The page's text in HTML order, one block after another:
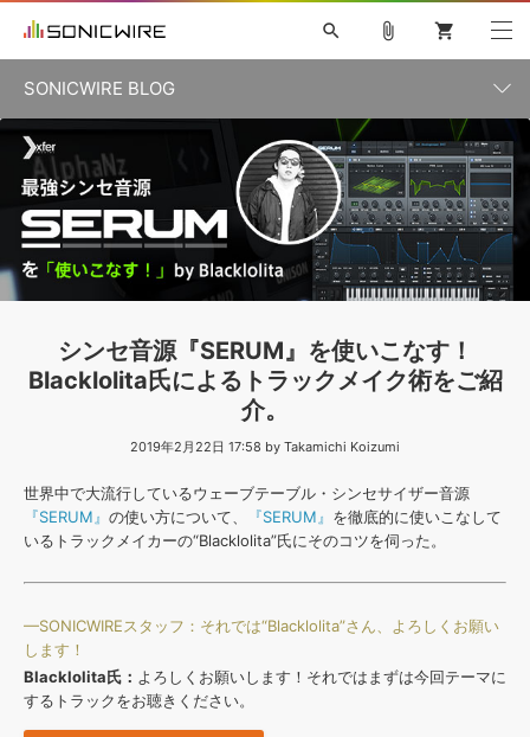
ソフト音源 »
プラグイン・エフェクト »
ソフトウェア／ツール »
効果音 »
キャンペーン »
製品サポート情報 »
FAQ » 楽曲配信流通サービス
次世代型 ボーカル・エディタ
APS
search
初音ミク V4X 鏡音リン・レン V4X
巡音ルカ V4X
ボーカル抜き出し
MEIKO V3 KAITO V3
MASSIVE
SYLENTH1
VOCALOID VIENNA
ライセンスフリーBGM
TOONTRACK
サンプルパックを試そう
MUTANT
シネマティック音源特集
EZdrummer2
KOTO NATION
ソフト音源 プラグイン・エフェクト サンプルパック
DAW
attach_file shopping_cart
SONICWIRE BLOG
カテゴリ一覧
記事一覧
シンセ音源『SERUM』を使いこなす！
Blacklolita氏によるトラックメイク術をご紹
介。
2019年2月22日 17:58 by Takamichi Koizumi
世界中で大流行しているウェーブテーブル・シンセサイザー音源
『SERUM』 の使い方について、 『SERUM』 を徹底的に使いこなして
いるトラックメイカーの“Blacklolita”氏にそのコツを伺った。
—SONICWIREスタッフ：それでは“Blacklolita”さん、よろしくお願い
します！
Blacklolita氏： よろしくお願いします！それではまずは今回テーマに
するトラックをお聴きください。